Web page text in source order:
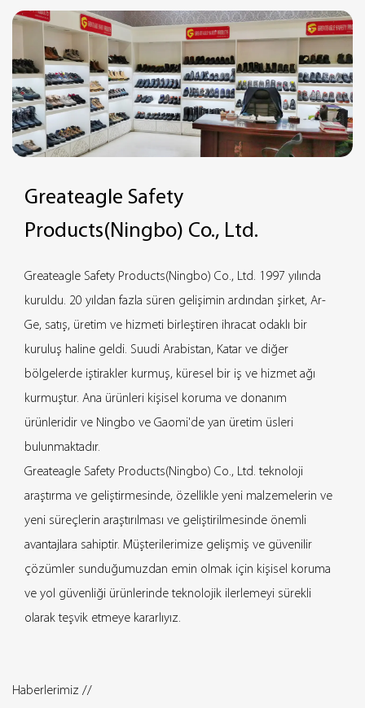
Greateagle Safety
Products(Ningbo) Co., Ltd.
Greateagle Safety Products(Ningbo) Co., Ltd. 1997 yılında
kuruldu. 20 yıldan fazla süren gelişimin ardından şirket, Ar-
Ge, satış, üretim ve hizmeti birleştiren ihracat odaklı bir
kuruluş haline geldi. Suudi Arabistan, Katar ve diğer
bölgelerde iştirakler kurmuş, küresel bir iş ve hizmet ağı
kurmuştur. Ana ürünleri kişisel koruma ve donanım
ürünleridir ve Ningbo ve Gaomi'de yan üretim üsleri
bulunmaktadır.
Greateagle Safety Products(Ningbo) Co., Ltd. teknoloji
araştırma ve geliştirmesinde, özellikle yeni malzemelerin ve
yeni süreçlerin araştırılması ve geliştirilmesinde önemli
avantajlara sahiptir. Müşterilerimize gelişmiş ve güvenilir
çözümler sunduğumuzdan emin olmak için kişisel koruma
ve yol güvenliği ürünlerinde teknolojik ilerlemeyi sürekli
olarak teşvik etmeye kararlıyız.
Haberlerimiz //